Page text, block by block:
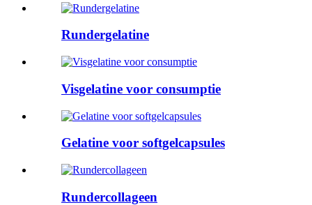
Rundergelatine
Visgelatine voor consumptie
Gelatine voor softgelcapsules
Rundercollageen